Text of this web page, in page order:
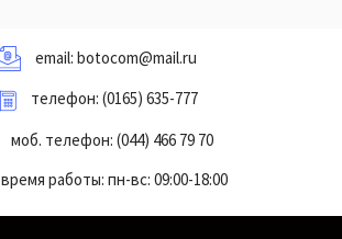
email: botocom@mail.ru
телефон: (0165) 635-777
моб. телефон: (044) 466 79 70
время работы: пн-вс: 09:00-18:00